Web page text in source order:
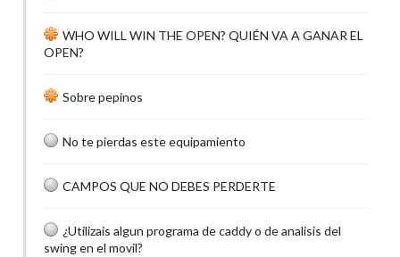
WHO WILL WIN THE OPEN? QUIÉN VA A GANAR EL
OPEN?
Sobre pepinos
No te pierdas este equipamiento
CAMPOS QUE NO DEBES PERDERTE
¿Utilizais algun programa de caddy o de analisis del
swing en el movil?